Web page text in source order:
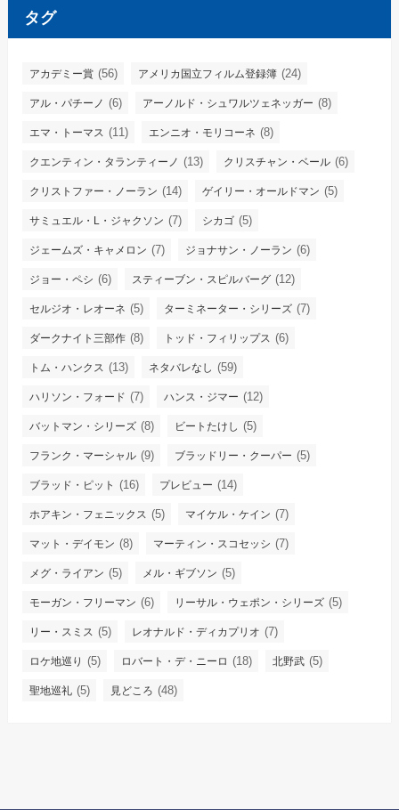
タグ
アカデミー賞 (56) アメリカ国立フィルム登録簿 (24)
アル・パチーノ (6) アーノルド・シュワルツェネッガー (8)
エマ・トーマス (11) エンニオ・モリコーネ (8)
クエンティン・タランティーノ (13) クリスチャン・ベール (6)
クリストファー・ノーラン (14) ゲイリー・オールドマン (5)
サミュエル・L・ジャクソン (7) シカゴ (5)
ジェームズ・キャメロン (7) ジョナサン・ノーラン (6)
ジョー・ペシ (6) スティーブン・スピルバーグ (12)
セルジオ・レオーネ (5) ターミネーター・シリーズ (7)
ダークナイト三部作 (8) トッド・フィリップス (6)
トム・ハンクス (13) ネタバレなし (59)
ハリソン・フォード (7) ハンス・ジマー (12)
バットマン・シリーズ (8) ビートたけし (5)
フランク・マーシャル (9) ブラッドリー・クーパー (5)
ブラッド・ピット (16) プレビュー (14)
ホアキン・フェニックス (5) マイケル・ケイン (7)
マット・デイモン (8) マーティン・スコセッシ (7)
メグ・ライアン (5) メル・ギブソン (5)
モーガン・フリーマン (6) リーサル・ウェポン・シリーズ (5)
リー・スミス (5) レオナルド・ディカプリオ (7)
ロケ地巡り (5) ロバート・デ・ニーロ (18) 北野武 (5)
聖地巡礼 (5) 見どころ (48)